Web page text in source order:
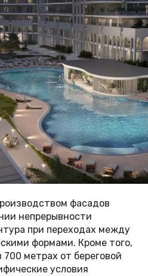
фасадов
непрерывности
при переходах между
формами. Кроме того,
метрах от береговой
условия